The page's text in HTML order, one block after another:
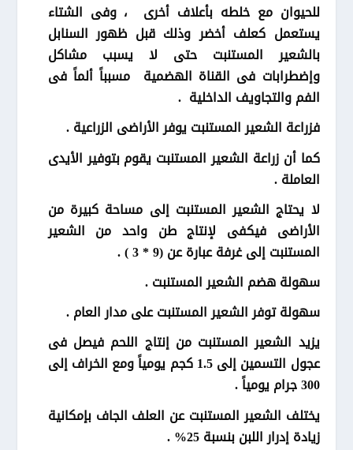
للحيوان مع خلطه بأعلاف أخرى ، وفى الشتاء
يستعمل كعلف أخضر وذلك قبل ظهور السنابل
بالشعير المستنبت حتى لا يسبب مشاكل
وإضطرابات فى القناة الهضمية مسبباً ألماً فى
الفم والتجاويف الداخلية .
فزراعة الشعير المستنبت يوفر الأراضى الزراعية .
كما أن زراعة الشعير المستنبت يقوم بتوفير الأيدى
العاملة .
لا يحتاج الشعير المستنبت إلى مساحة كبيرة من
الأراضى فيكفى لإنتاج طن واحد من الشعير
المستنبت إلى غرفة عبارة عن (9 * 3 ) .
سهولة هضم الشعير المستنبت .
سهولة توفر الشعير المستنبت على مدار العام .
يزيد الشعير المستنبت من إنتاج اللحم فيصل فى
عجول التسمين إلى 1.5 كجم يومياً ومع الخراف إلى
300 جرام يومياً .
يختلف الشعير المستنبت عن العلف الجاف بإمكانية
زيادة إدرار اللبن بنسبة 25% .